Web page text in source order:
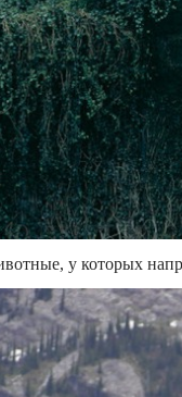
у которых